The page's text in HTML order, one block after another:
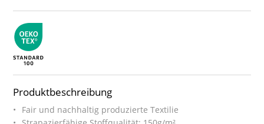
Produktbeschreibung
Fair und nachhaltig produzierte Textilie